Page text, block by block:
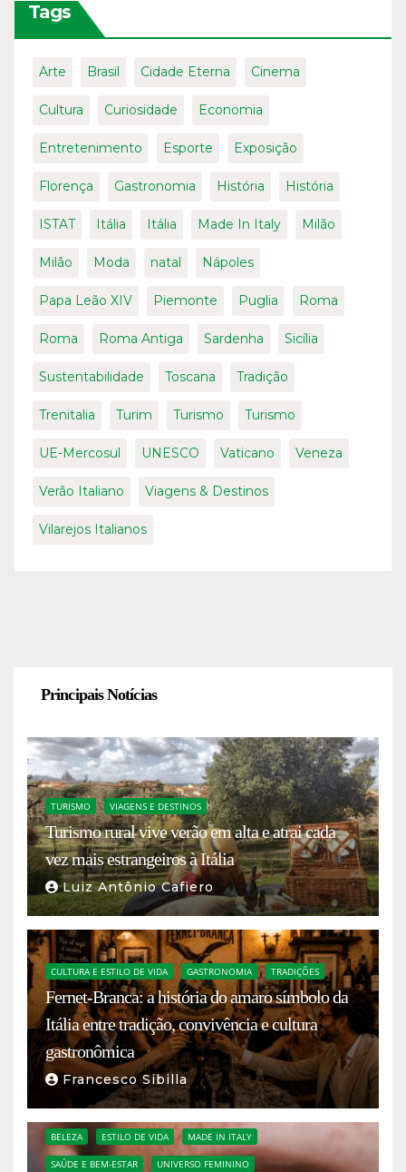
Tags
Arte Brasil Cidade Eterna Cinema
Cultura Curiosidade Economia
Entretenimento Esporte Exposição
Florença Gastronomia História História
ISTAT Itália Itália Made In Italy Milão
Milão Moda natal Nápoles
Papa Leão XIV Piemonte Puglia Roma
Roma Roma Antiga Sardenha Sicília
Sustentabilidade Toscana Tradição
Trenitalia Turim Turismo Turismo
UE-Mercosul UNESCO Vaticano Veneza
Verão Italiano Viagens & Destinos
Vilarejos Italianos
Principais Notícias
TURISMO VIAGENS E DESTINOS
Turismo rural vive verão em alta e atrai cada
vez mais estrangeiros à Itália
Luiz Antônio Cafiero
CULTURA E ESTILO DE VIDA GASTRONOMIA TRADIÇÕES
Fernet-Branca: a história do amaro símbolo da
Itália entre tradição, convivência e cultura
gastronômica
Francesco Sibilla
BELEZA ESTILO DE VIDA MADE IN ITALY
SAÚDE E BEM-ESTAR UNIVERSO FEMININO